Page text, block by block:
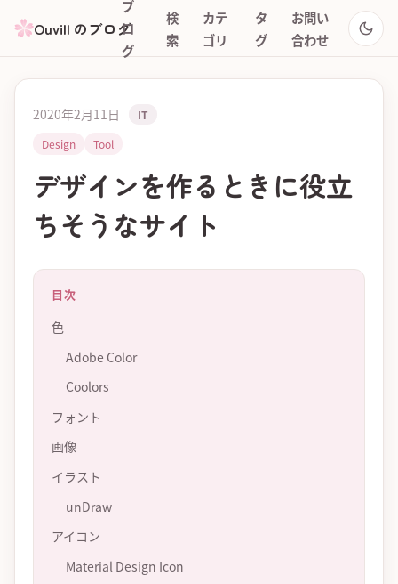
Ouvill のブログ
ブ
ロ
グ
検
索
カテ
ゴリ
タ
グ
お問い
合わせ
2020年2月11日
IT
Design
Tool
デザインを作るときに役立
ちそうなサイト
目次
色
Adobe Color
Coolors
フォント
画像
イラスト
unDraw
アイコン
Material Design Icon